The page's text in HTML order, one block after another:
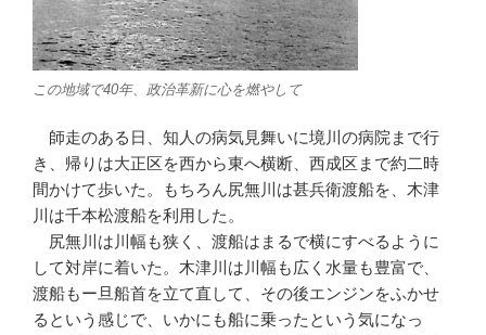
この地域で40年、政治革新に心を燃やして
師走のある日、知人の病気見舞いに境川の病院まで行
き、帰りは大正区を西から東へ横断、西成区まで約二時
間かけて歩いた。もちろん尻無川は甚兵衛渡船を、木津
川は千本松渡船を利用した。
尻無川は川幅も狭く、渡船はまるで横にすべるように
して対岸に着いた。木津川は川幅も広く水量も豊富で、
渡船もー旦船首を立て直して、その後エンジンをふかせ
るという感じで、いかにも船に乗ったという気になっ